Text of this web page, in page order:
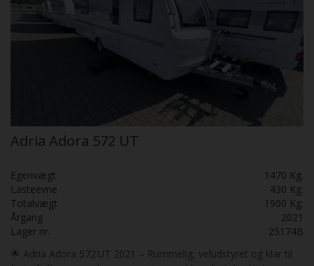
Adria Adora 572 UT
Egenvægt
1470 Kg.
Lasteevne
430 Kg.
Totalvægt
1900 Kg.
Årgang
2021
Lager nr.
25174B
🌟 Adria Adora 572 UT 2021 – Rummelig, veludstyret og klar til